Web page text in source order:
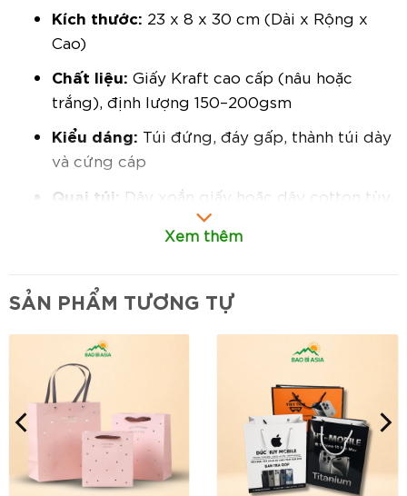
Kích thước: 23 x 8 x 30 cm (Dài x Rộng x
Cao)
Chất liệu: Giấy Kraft cao cấp (nâu hoặc
trắng), định lượng 150–200gsm
Kiểu dáng: Túi đứng, đáy gấp, thành túi dày
và cứng cáp
Quai túi: Dây xoắn giấy hoặc dây cotton tùy
mừng theo yêu cầu
Đặc điểm nổi bật:
Thiết kế vừa vặn, đẹp mắt:
Kích thước phù
hợp để đựng các món quà sinh nhật như hộp
quà, mỹ phẩm, phụ kiện, bánh quy
handmade…
Chất liệu giấy Kraft thân thiện môi trường:
Xem thêm
SẢN PHẨM TƯƠNG TỰ